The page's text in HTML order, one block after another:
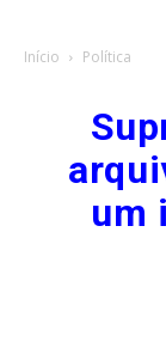
Início Política
um